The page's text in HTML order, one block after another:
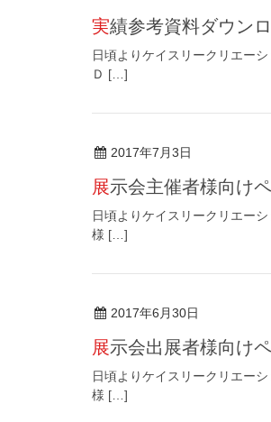
実績参考資料ダウン
日頃よりケイスリークリエー
Ｄ […]
2017年7月3日
展示会主催者様向け
日頃よりケイスリークリエー
様 […]
2017年6月30日
展示会出展者様向け
日頃よりケイスリークリエー
様 […]